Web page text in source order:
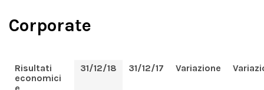
Corporate
Risultati
economici
31/12/18 31/12/17 Variazione